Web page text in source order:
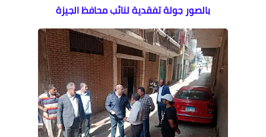
بالصور جولة تفقدية لنائب محافظ الجيزة